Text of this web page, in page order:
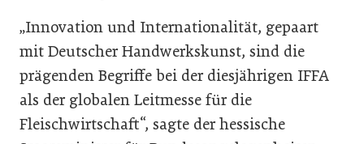
„Innovation und Internationalität, gepaart
mit Deutscher Handwerkskunst, sind die
prägenden Begriffe bei der diesjährigen IFFA
als der globalen Leitmesse für die
Fleischwirtschaft“, sagte der hessische